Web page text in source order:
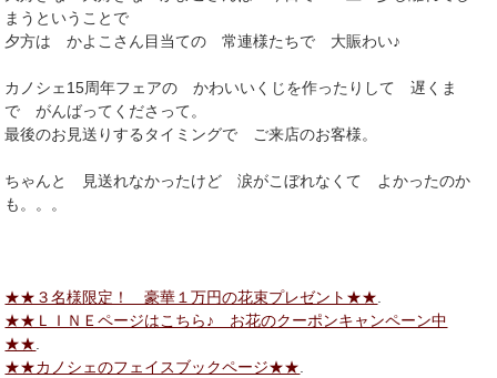
まうということで
夕方は かよこさん目当ての 常連様たちで 大賑わい♪
カノシェ15周年フェアの かわいいくじを作ったりして 遅くま
で がんばってくださって。
最後のお見送りするタイミングで ご来店のお客様。
ちゃんと 見送れなかったけど 涙がこぼれなくて よかったのか
も。。。
★★３名様限定！ 豪華１万円の花束プレゼント★★
★★ＬＩＮＥページはこちら♪ お花のクーポンキャンペーン中
★★
★★カノシェのフェイスブックページ★★